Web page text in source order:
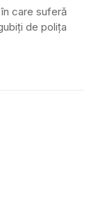
care suferă
de polița